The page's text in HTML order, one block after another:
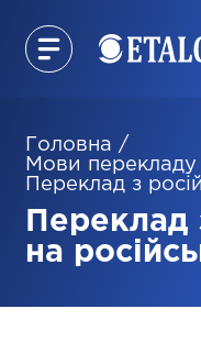
Головна /
Мови перекладу
Переклад з
Переклад
на